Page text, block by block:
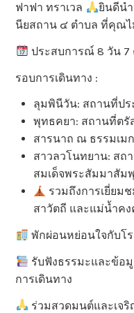
ฟาฟา ทราเวล
ยินดีน
นียสถาน ๔ ตำบล ที่คุณไ
ประสบการณ์ 8 วัน 7
รอบการเดินทาง :
ลุมพินีวัน: สถานที่ปร
พุทธคยา: สถานที่ตรั
สารนาถ ณ ธรรมเม
สาวลวโนทยาน: ส
สมเด็จพระสัมมาสัม
รวมถึงการเยี่ยม
สาวัตถี และแม่น้ำคง
พักผ่อนหย่อนใจกับโ
รับฟังธรรมะและข้อ
การเดินทาง
ร่วมสวดมนต์และเจ